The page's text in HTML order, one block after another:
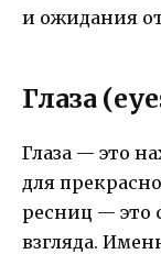
и ожидания
Глаза
Глаза — это
для
ресниц — это
взгляда.